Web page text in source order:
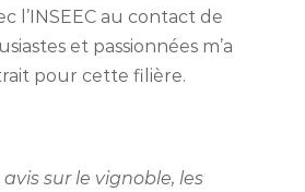
l’INSEEC au contact de
et passionnées m’a
pour cette filière.
sur le vignoble, les